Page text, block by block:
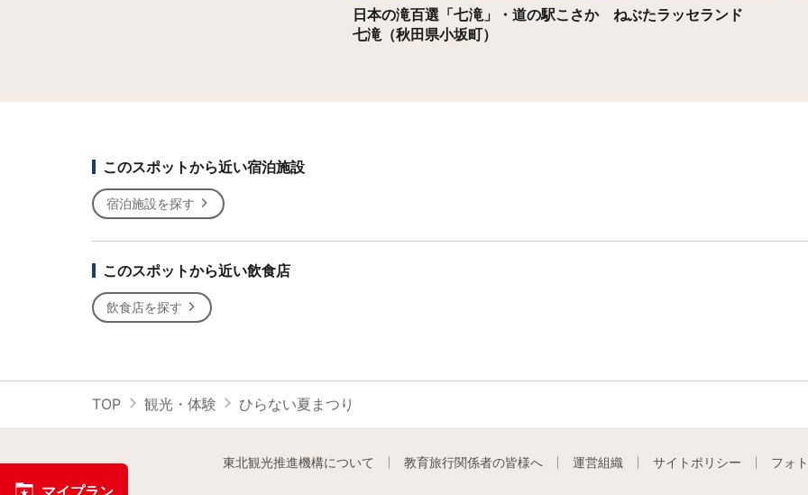
日本の滝百選「七滝」・道の駅こさか
七滝（秋田県小坂町）
ねぶたラッセランド
このスポットから近い宿泊施設
宿泊施設を探す
このスポットから近い飲食店
飲食店を探す
TOP 観光・体験 ひらない夏まつり
東北観光推進機構について 教育旅行関係者の皆様へ 運営組織 サイトポリシー フォ
マイプラン